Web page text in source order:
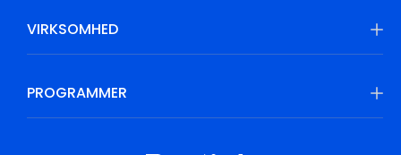
VIRKSOMHED
PROGRAMMER